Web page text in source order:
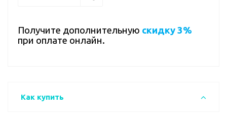
Получите дополнительную скидку 3%
при оплате онлайн.
Как купить